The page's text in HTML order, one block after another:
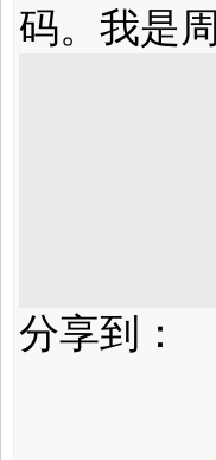
码。我是
分享到：